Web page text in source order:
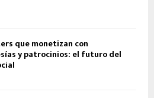
que monetizan con
y patrocinios: el futuro del